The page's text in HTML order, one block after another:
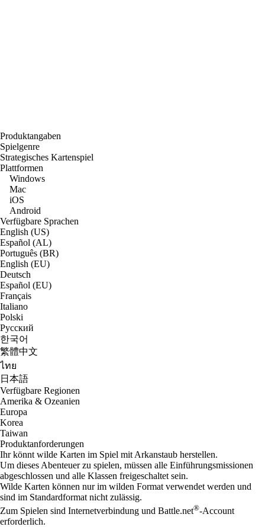
Produktangaben
Spielgenre
Strategisches Kartenspiel
Plattformen
Windows
Mac
iOS
Android
Verfügbare Sprachen
English (US)
Español (AL)
Português (BR)
English (EU)
Deutsch
Español (EU)
Français
Italiano
Polski
Русский
한국어
繁體中文
ไทย
日本語
Verfügbare Regionen
Amerika & Ozeanien
Europa
Korea
Taiwan
Produktanforderungen
Ihr könnt wilde Karten im Spiel mit Arkanstaub herstellen.
Um dieses Abenteuer zu spielen, müssen alle Einführungsmissionen
abgeschlossen und alle Klassen freigeschaltet sein.
Wilde Karten können nur im wilden Format verwendet werden und
sind im Standardformat nicht zulässig.
Zum Spielen sind Internetverbindung und Battle.net®-Account
erforderlich.